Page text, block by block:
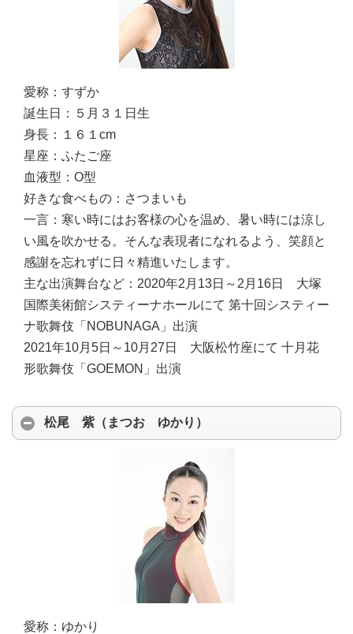
愛称： すずか
誕生日：
５月３１日生
身長：
１６１cm
星座： ふたご座
血液型： O型
好きな食べもの： さつまいも
一言： 寒い時にはお客様の心を温め、暑い時には涼し
い風を吹かせる。そんな表現者になれるよう、笑顔と
感謝を忘れずに日々精進いたします。
主な出演舞台など： 2020年2月13日～2月16日 大塚
国際美術館システィーナホールにて 第十回システィー
ナ歌舞伎「NOBUNAGA」出演
2021年10月5日～10月27日 大阪松竹座にて 十月花
形歌舞伎「GOEMON」出演
松尾 紫（まつお ゆかり）
愛称： ゆかり